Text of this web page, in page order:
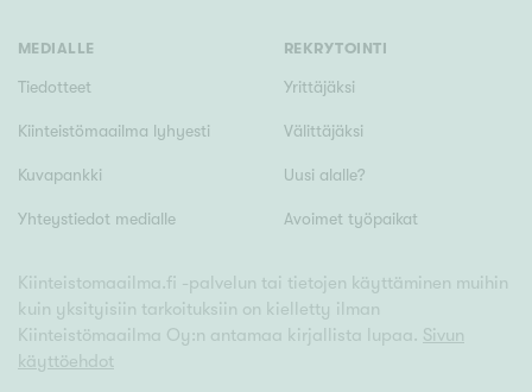
MEDIALLE
Tiedotteet
Kiinteistömaailma lyhyesti
Kuvapankki
Yhteystiedot medialle
REKRYTOINTI
Yrittäjäksi
Välittäjäksi
Uusi alalle?
Avoimet työpaikat
Kiinteistomaailma.fi -palvelun tai tietojen käyttäminen muihin
kuin yksityisiin tarkoituksiin on kielletty ilman
Kiinteistömaailma Oy:n antamaa kirjallista lupaa. Sivun
käyttöehdot